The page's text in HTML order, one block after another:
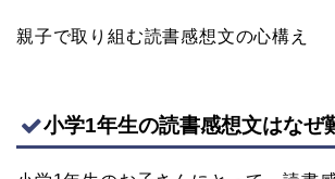
親子で取り組む読書感想文の心構え
小学1年生の読書感想文はなぜ